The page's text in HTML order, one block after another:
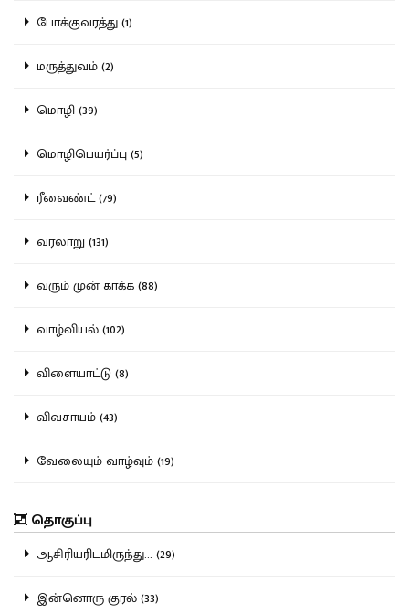
போக்குவரத்து (1)
மருத்துவம் (2)
மொழி (39)
மொழிபெயர்ப்பு (5)
ரீவைண்ட் (79)
வரலாறு (131)
வரும் முன் காக்க (88)
வாழ்வியல் (102)
விளையாட்டு (8)
விவசாயம் (43)
வேலையும் வாழ்வும் (19)
தொகுப்பு
ஆசிரியரிடமிருந்து... (29)
இன்னொரு குரல் (33)